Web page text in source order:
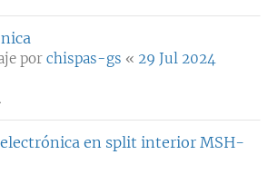
por chispas-gs « 29 Jul 2024
electrónica en split interior MSH-